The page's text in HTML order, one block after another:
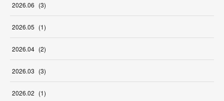
2026.06 (3)
2026.05 (1)
2026.04 (2)
2026.03 (3)
2026.02 (1)